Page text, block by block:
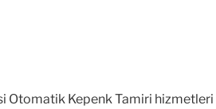
Otomatik Kepenk Tamiri